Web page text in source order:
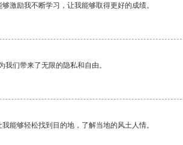
激励我不断学习，让我能够取得更好的成绩。
们带来了无限的隐私和自由。
能够轻松找到目的地，了解当地的风土人情。